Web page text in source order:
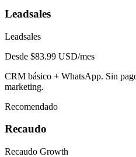
Leadsales
Leadsales
Desde $83.99 USD/mes
CRM básico + WhatsApp. Sin
marketing.
Recomendado
Recaudo
Recaudo Growth